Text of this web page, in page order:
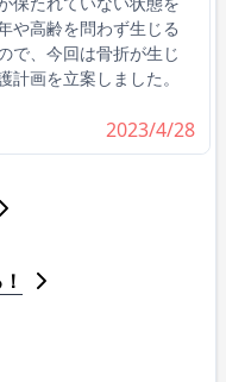
や高齢を問わず生じる
で、今回は骨折が生じ
計画を立案しました。
2023/4/28